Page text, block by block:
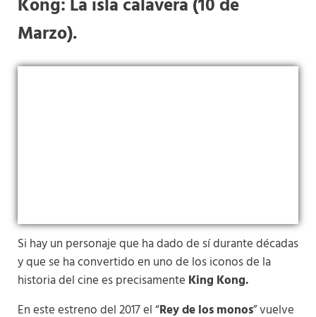
Kong: La isla calavera (10 de
Marzo).
Si hay un personaje que ha dado de sí durante décadas
y que se ha convertido en uno de los iconos de la
historia del cine es precisamente King Kong.
En este estreno del 2017 el “Rey de los monos” vuelve